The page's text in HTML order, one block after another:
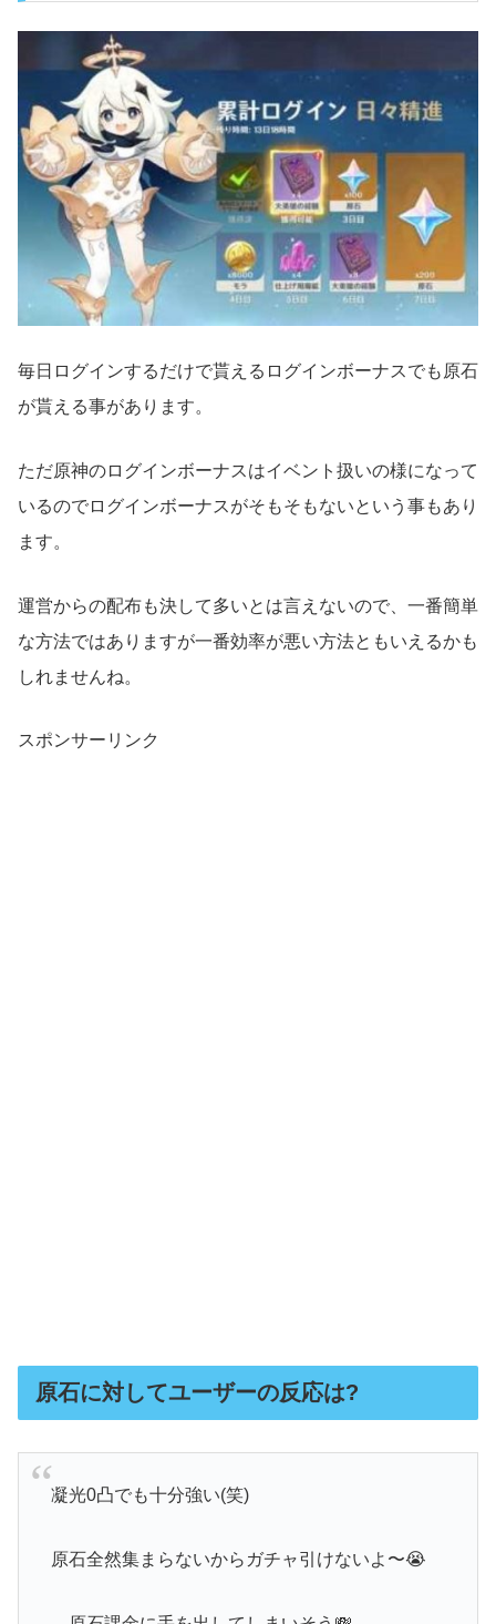
毎日ログインするだけで貰えるログインボーナスでも原石
が貰える事があります。
ただ原神のログインボーナスはイベント扱いの様になって
いるのでログインボーナスがそもそもないという事もあり
ます。
運営からの配布も決して多いとは言えないので、一番簡単
な方法ではありますが一番効率が悪い方法ともいえるかも
しれませんね。
スポンサーリンク
原石に対してユーザーの反応は?
凝光0凸でも十分強い(笑)
原石全然集まらないからガチャ引けないよ〜😭